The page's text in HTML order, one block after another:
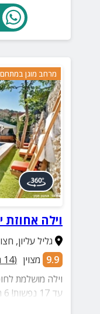
מרחב מוגן במתחם
וילה אחוזת
גליל עליון,
9.9 מצוין (
14
וילה מושלמת
עם בריכה,